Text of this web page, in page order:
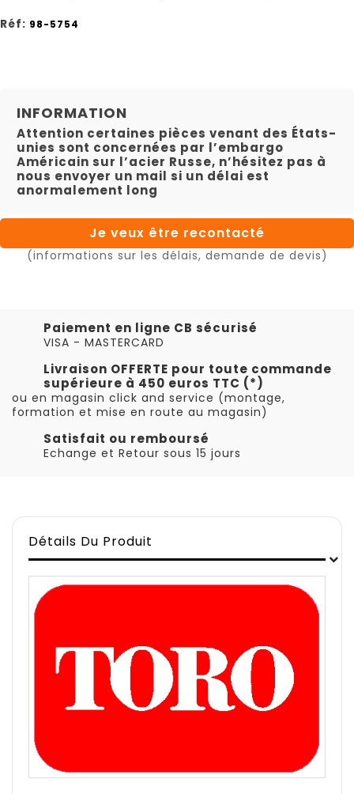
Réf: 98-5754
INFORMATION
Attention certaines pièces venant des États-
unies sont concernées par l’embargo
Américain sur l’acier Russe, n’hésitez pas à
nous envoyer un mail si un délai est
anormalement long
Je veux être recontacté
(informations sur les délais, demande de devis)
Paiement en ligne CB sécurisé
VISA - MASTERCARD
Livraison OFFERTE pour toute commande
supérieure à 450 euros TTC (*)
ou en magasin click and service (montage,
formation et mise en route au magasin)
Satisfait ou remboursé
Echange et Retour sous 15 jours
Détails Du Produit